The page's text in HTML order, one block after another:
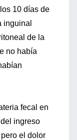
10 días de
inguinal
de la
no había
fecal en
ingreso
el dolor